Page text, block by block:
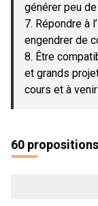
générer peu
7. Répondre à
engendrer de
8. Être
et grands
cours et à venir
60 propositions